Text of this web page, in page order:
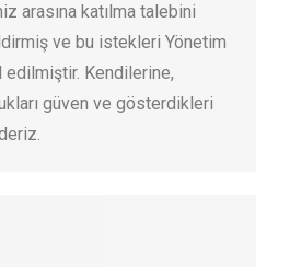
arasına katılma talebini
ve bu istekleri Yönetim
edilmiştir. Kendilerine,
güven ve gösterdikleri